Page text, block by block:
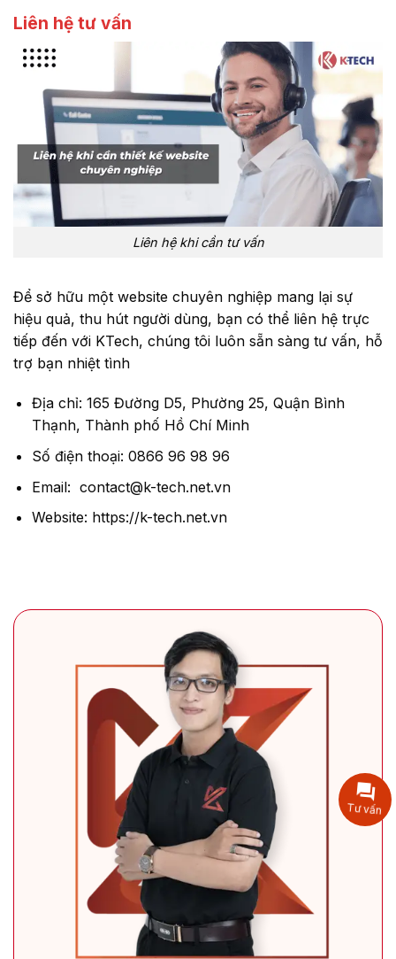
Liên hệ tư vấn
Liên hệ khi cần tư vấn
Để sở hữu một website chuyên nghiệp mang lại sự
hiệu quả, thu hút người dùng, bạn có thể liên hệ trực
tiếp đến với KTech, chúng tôi luôn sẵn sàng tư vấn, hỗ
trợ bạn nhiệt tình
Địa chỉ: 165 Đường D5, Phường 25, Quận Bình
Thạnh, Thành phố Hồ Chí Minh
Số điện thoại: 0866 96 98 96
Email: contact@k-tech.net.vn
Website: https://k-tech.net.vn
Tư vấn